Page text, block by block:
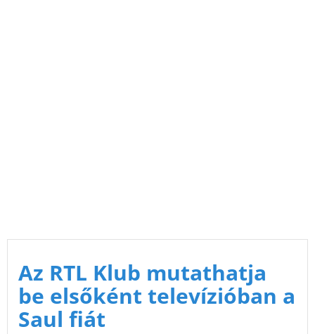
Az RTL Klub mutathatja
be elsőként televízióban a
Saul fiát